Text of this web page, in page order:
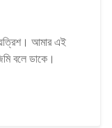
আমার এই
বলে ডাকে।